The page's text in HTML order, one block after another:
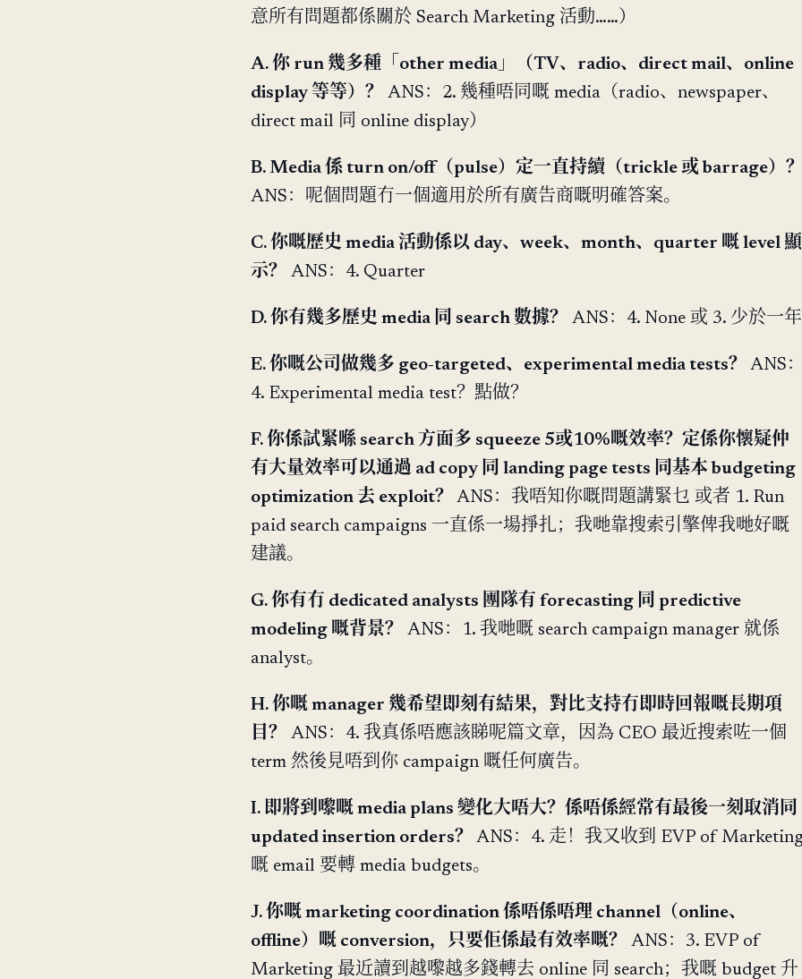
意所有問題都係關於 Search Marketing 活動……）
A. 你 run 幾多種「other media」（TV、radio、direct mail、online
display 等等）？
ANS：2. 幾種唔同嘅 media（radio、newspaper、
direct mail 同 online display）
B. Media 係 turn on/off（pulse）定一直持續（trickle 或 barrage）
ANS：呢個問題冇一個適用於所有廣告商嘅明確答案。
C. 你嘅歷史 media 活動係以 day、week、month、quarter 嘅 level 顯
示？
ANS：4. Quarter
D. 你有幾多歷史 media 同 search 數據？ ANS：4. None 或 3. 少於一年
E. 你嘅公司做幾多 geo-targeted、experimental media tests？
ANS
4. Experimental media test？點做？
F. 你係試緊喺 search 方面多 squeeze 5或10%嘅效率？定係你懷疑仲
有大量效率可以通過 ad copy 同 landing page tests 同基本 budgeting
optimization 去 exploit？
ANS：我唔知你嘅問題講緊乜 或者 1. Run
paid search campaigns 一直係一場掙扎；我哋靠搜索引擎俾我哋好嘅
建議。
G. 你有冇 dedicated analysts 團隊有 forecasting 同 predictive
modeling 嘅背景？
ANS：1. 我哋嘅 search campaign manager 就係
analyst。
H. 你嘅 manager 幾希望即刻有結果，對比支持冇即時回報嘅長期項
目？
ANS：4. 我真係唔應該睇呢篇文章，因為 CEO 最近搜索咗一個
term 然後見唔到你 campaign 嘅任何廣告。
I. 即將到嚟嘅 media plans 變化大唔大？係唔係經常有最後一刻取消同
updated insertion orders？
ANS：4. 走！我又收到 EVP of
嘅 email 要轉 media budgets。
J. 你嘅 marketing coordination 係唔係唔理 channel（online、
offline）嘅 conversion，只要佢係最有效率嘅？
ANS：3. EVP of
Marketing 最近讀到越嚟越多錢轉去 online 同 search；我嘅 budget 升